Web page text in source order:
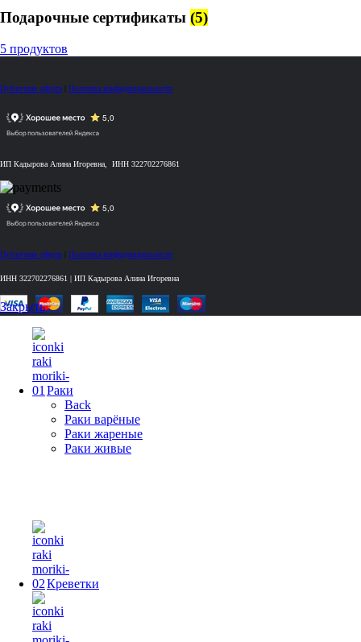
Подарочные сертификаты (5)
5 продуктов
Публичная оферта Политика конфиденциальности
ИП Кадырова Алина Игоревна, ИНН 322702276861
Публичная оферта Политика конфиденциальности
ИНН 322702276861 | ИП Кадырова Алина Игоревна
Закрыть
Раки
Back
Раки варёные
Раки жареные
Раки живые
Креветки